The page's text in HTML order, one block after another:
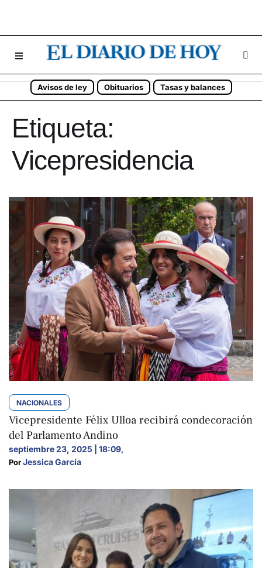
Avisos de ley Obituarios Tasas y balances
Etiqueta:
Vicepresidencia
NACIONALES
Vicepresidente Félix Ulloa recibirá condecoración
del Parlamento Andino
septiembre 23, 2025 | 18:09,
Por Jessica García